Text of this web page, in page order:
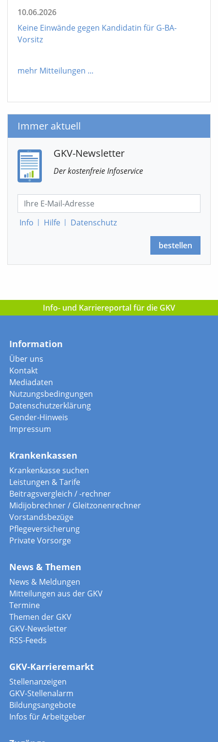
10.06.2026
Keine Einwände gegen Kandidatin für G-BA-
Vorsitz
mehr Mitteilungen ...
Immer aktuell
GKV-Newsletter
Der kostenfreie Infoservice
Info | Hilfe | Datenschutz
bestellen
Info- und Karriereportal für die GKV
Information
Über uns
Kontakt
Mediadaten
Nutzungsbedingungen
Datenschutzerklärung
Gender-Hinweis
Impressum
Krankenkassen
Krankenkasse suchen
Leistungen & Tarife
Beitragsvergleich / -rechner
Midijobrechner / Gleitzonenrechner
Vorstandsbezüge
Pflegeversicherung
Private Vorsorge
News & Themen
News & Meldungen
Mitteilungen aus der GKV
Termine
Themen der GKV
GKV-Newsletter
RSS-Feeds
GKV-Karrieremarkt
Stellenanzeigen
GKV-Stellenalarm
Bildungsangebote
Infos für Arbeitgeber